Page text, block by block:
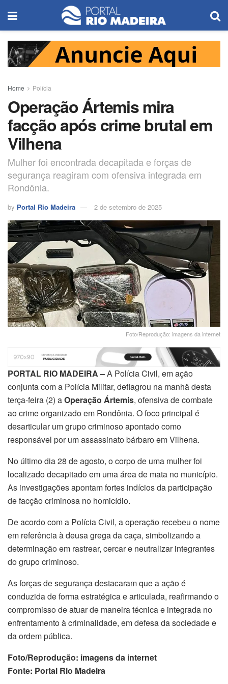
Home Polícia
Operação Ártemis mira
facção após crime brutal em
Vilhena
Mulher foi encontrada decapitada e forças de
segurança reagiram com ofensiva integrada em
Rondônia.
by Portal Rio Madeira 2 de setembro de 2025
Foto/Reprodução: imagens da internet
PORTAL RIO MADEIRA –A Polícia Civil, em ação
conjunta com a Polícia Militar, deflagrou na manhã desta
terça-feira (2) aOperação Ártemis, ofensiva de combate
ao crime organizado em Rondônia. O foco principal é
desarticular um grupo criminoso apontado como
responsável por um assassinato bárbaro em Vilhena.
No último dia 28 de agosto, o corpo de uma mulher foi
localizado decapitado em uma área de mata no município.
As investigações apontam fortes indícios da participação
de facção criminosa no homicídio.
De acordo com a Polícia Civil, a operação recebeu o nome
em referência à deusa grega da caça, simbolizando a
determinação em rastrear, cercar e neutralizar integrantes
do grupo criminoso.
As forças de segurança destacaram que a ação é
conduzida de forma estratégica e articulada, reafirmando o
compromisso de atuar de maneira técnica e integrada no
enfrentamento à criminalidade, em defesa da sociedade e
da ordem pública.
Foto/Reprodução: imagens da internet
Fonte: Portal Rio Madeira